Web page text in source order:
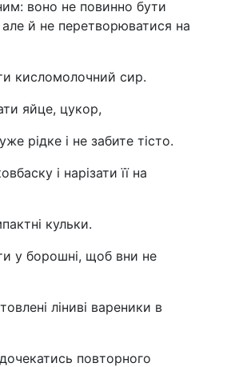
воно не повинно бути
й не перетворюватися на
кисломолочний сир.
яйце, цукор,
рідке і не забите тісто.
і нарізати її на
кульки.
у борошні, щоб вни не
ліниві вареники в
повторного